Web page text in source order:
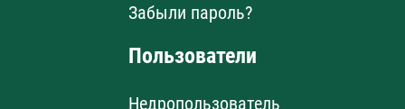
Забыли пароль?
Пользователи
Недропользователь